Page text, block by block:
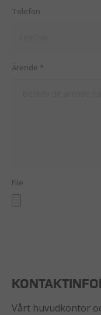
Telefon
Ärende *
File
Vårt huvudkontor